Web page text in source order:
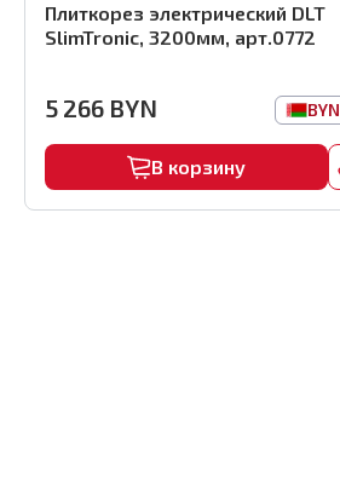
Плиткорез электрический DLT
SlimTronic, 3200мм, арт.0772
5 266 BYN BYN
В корзину